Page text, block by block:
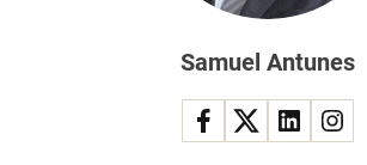
Samuel Antunes